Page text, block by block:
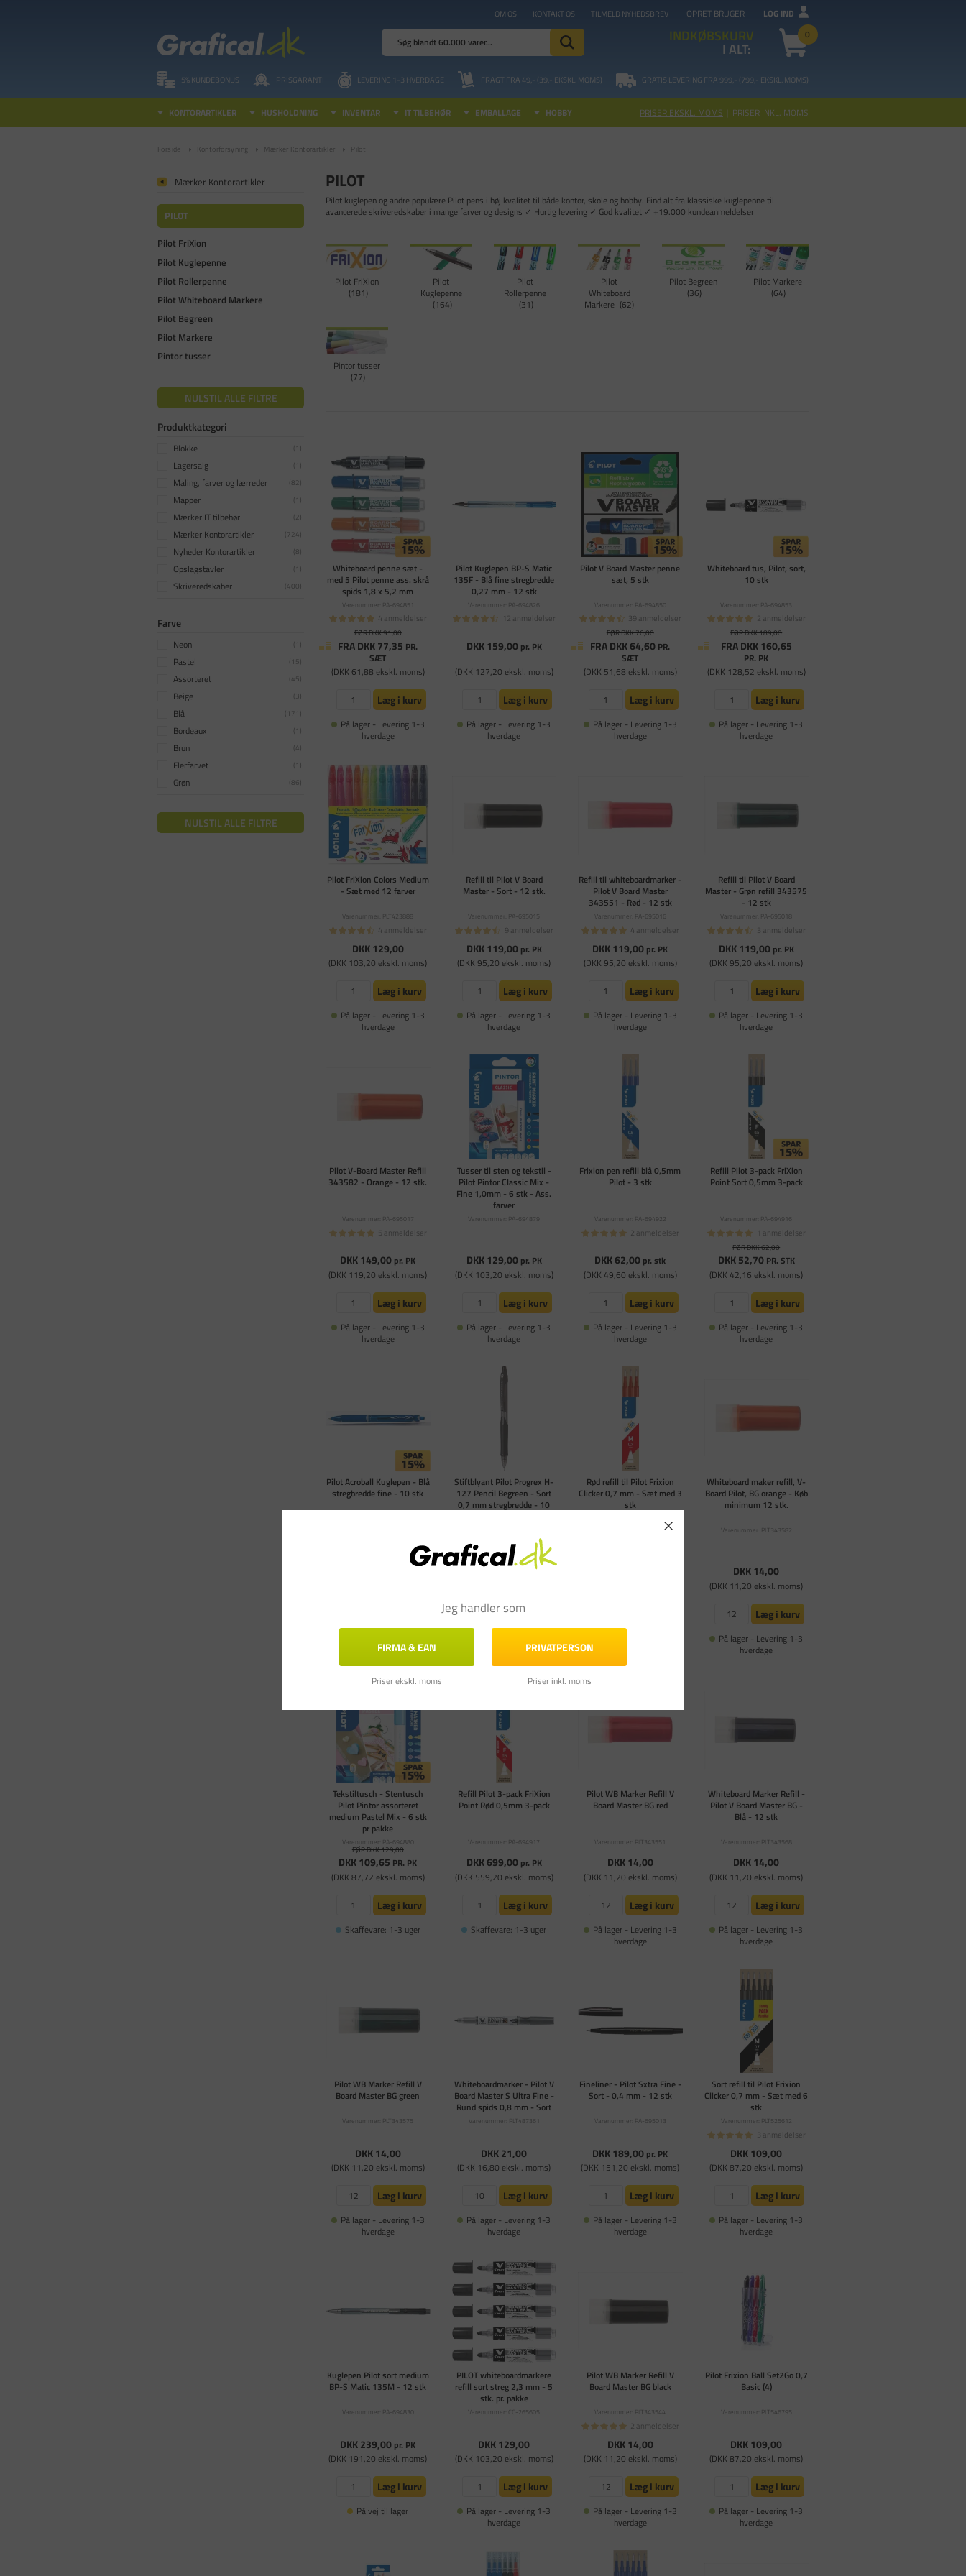
OM OS KONTAKT OS TILMELD NYHEDSBREV OPRET BRUGER LOG IND
INDKØBSKURV 0
I ALT:
5% KUNDEBONUS PRISGARANTI LEVERING 1-3 HVERDAGE FRAGT FRA 49,- (39,- EKSKL. MOMS) GRATIS LEVERING FRA 999,- (799,- EKSKL. MOMS)
KONTORARTIKLER HUSHOLDNING INVENTAR IT TILBEHØR EMBALLAGE HOBBY PRISER EKSKL. MOMS | PRISER INKL. MOMS
Forside Kontorforsyning Mærker Kontorartikler Pilot
Mærker Kontorartikler
PILOT
Pilot FriXion
Pilot Kuglepenne
Pilot Rollerpenne
Pilot Whiteboard Markere
Pilot Begreen
Pilot Markere
Pintor tusser
NULSTIL ALLE FILTRE
Produktkategori
Blokke ( 1 )
Lagersalg ( 1 )
Maling, farver og lærreder (82 )
Mapper ( 1 )
Mærker IT tilbehør (2 )
Mærker Kontorartikler ( 724)
Nyheder Kontorartikler (8)
Opslagstavler ( 1 )
Skriveredskaber (400)
Tilbud Inventar
Tilbud Kontorartikler
Farve
Neon ( 1 )
Pastel ( 15)
Assorteret (45)
Beige ( 3)
Blå ( 171 )
Bordeaux ( 1 )
Brun (4)
Flerfarvet ( 1 )
Grøn (86 )
Guld
Grå (3)
NULSTIL ALLE FILTRE
PILOT
Pilot kuglepen og andre populære Pilot pens i høj kvalitet til både kontor, skole og hobby. Find alt fra klassiske kuglepenne til
avancerede skriveredskaber i mange farver og designs ✓ Hurtig levering ✓ God kvalitet ✓ +19.000 kundeanmeldelser
Pilot FriXion
181
Pilot
Kuglepenne
164
Pilot
Rollerpenne
31
Pilot
Whiteboard
Markere 62
Pilot Begreen
36
Pilot Markere
64
Pintor tusser
77
Whiteboard penne sæt -
med 5 Pilot penne ass. skrå
spids 1,8 x 5,2 mm
Varenummer: PA-694851
4 anmeldelser
FØR DKK 91,00
FRA DKK 77,35 PR.
SÆT
(DKK 61,88 ekskl. moms)
Læg i kurv
På lager - Levering 1-3
hverdage
Pilot Kuglepen BP-S Matic
135F - Blå fine stregbredde
0,27 mm - 12 stk
Varenummer: PA-694826
12 anmeldelser
DKK 159,00pr. PK
(DKK 127,20 ekskl. moms)
Læg i kurv
På lager - Levering 1-3
hverdage
Pilot V Board Master penne
sæt, 5 stk
Varenummer: PA-694850
39 anmeldelser
FØR DKK 76,00
FRA DKK 64,60 PR.
SÆT
(DKK 51,68 ekskl. moms)
Læg i kurv
På lager - Levering 1-3
hverdage
Whiteboard tus, Pilot, sort,
10 stk
Varenummer: PA-694853
2 anmeldelser
FØR DKK 189,00
FRA DKK 160,65
PR. PK
(DKK 128,52 ekskl. moms)
Læg i kurv
På lager - Levering 1-3
hverdage
Pilot FriXion Colors Medium
- Sæt med 12 farver
Varenummer: PLT423888
4 anmeldelser
DKK 129,00
(DKK 103,20 ekskl. moms)
Læg i kurv
På lager - Levering 1-3
hverdage
Refill til Pilot V Board
Master - Sort - 12 stk.
Varenummer: PA-695015
9 anmeldelser
DKK 119,00pr. PK
(DKK 95,20 ekskl. moms)
Læg i kurv
På lager - Levering 1-3
hverdage
Refill til whiteboardmarker -
Pilot V Board Master
343551 - Rød - 12 stk
Varenummer: PA-695016
4 anmeldelser
DKK 119,00 pr. PK
(DKK 95,20 ekskl. moms)
Læg i kurv
På lager - Levering 1-3
hverdage
Refill til Pilot V Board
Master - Grøn refill 343575
- 12 stk
Varenummer: PA-695018
3 anmeldelser
DKK 119,00pr. PK
(DKK 95,20 ekskl. moms)
Læg i kurv
På lager - Levering 1-3
hverdage
Pilot V-Board Master Refill
343582 - Orange - 12 stk.
Varenummer: PA-695017
5 anmeldelser
DKK 149,00 pr. PK
(DKK 119,20 ekskl. moms)
Læg i kurv
På lager - Levering 1-3
hverdage
Tusser til sten og tekstil -
Pilot Pintor Classic Mix -
Fine 1,0mm - 6 stk - Ass.
farver
Varenummer: PA-694879
DKK 129,00pr. PK
(DKK 103,20 ekskl. moms)
Læg i kurv
På lager - Levering 1-3
hverdage
Frixion pen refill blå 0,5mm
Pilot - 3 stk
Varenummer: PA-694922
2 anmeldelser
DKK 62,00 pr. stk
(DKK 49,60 ekskl. moms)
Læg i kurv
På lager - Levering 1-3
hverdage
Refill Pilot 3-pack FriXion
Point Sort 0,5mm 3-pack
Varenummer: PA-694916
1 anmeldelser
FØR DKK 62,00
DKK 52,70PR. STK
(DKK 42,16 ekskl. moms)
Læg i kurv
På lager - Levering 1-3
hverdage
Pilot Acroball Kuglepen - Blå
stregbredde fine - 10 stk
hverdage
Stiftblyant Pilot Progrex H-
127 Pencil Begreen - Sort
0,7 mm stregbredde - 10
DKK 169,00
pr. PK
Læg i kurv
Rød refill til Pilot Frixion
Clicker 0,7 mm - Sæt med 3
stk
Varenummer: PLT356063
Whiteboard maker refill, V-
Board Pilot, BG orange - Køb
minimum 12 stk.
Varenummer: PLT343582
DKK 14,00
(DKK 11,20 ekskl. moms)
Læg i kurv
På lager - Levering 1-3
hverdage
Tekstiltusch - Stentusch
Pilot Pintor assorteret
medium Pastel Mix - 6 stk
pr pakke
Varenummer: PA-694880
FØR DKK 129,00
DKK 109,65 PR. PK
(DKK 87,72 ekskl. moms)
Læg i kurv
Skaffevare: 1-3 uger
Refill Pilot 3-pack FriXion
Point Rød 0,5mm 3-pack
Varenummer: PA-694917
DKK 699,00pr. PK
(DKK 559,20 ekskl. moms)
Læg i kurv
Skaffevare: 1-3 uger
Pilot WB Marker Refill V
Board Master BG red
Varenummer: PLT343551
DKK 14,00
(DKK 11,20 ekskl. moms)
Læg i kurv
På lager - Levering 1-3
hverdage
Whiteboard Marker Refill -
Pilot V Board Master BG -
Blå - 12 stk
Varenummer: PLT343568
DKK 14,00
(DKK 11,20 ekskl. moms)
Læg i kurv
På lager - Levering 1-3
hverdage
Pilot WB Marker Refill V
Board Master BG green
Varenummer: PLT343575
DKK 14,00
(DKK 11,20 ekskl. moms)
Læg i kurv
På lager - Levering 1-3
hverdage
Whiteboardmarker - Pilot V
Board Master S Ultra Fine -
Rund spids 0,8 mm - Sort
Varenummer: PLT487361
DKK 21,00
(DKK 16,80 ekskl. moms)
Læg i kurv
På lager - Levering 1-3
hverdage
Fineliner - Pilot Sxtra Fine -
Sort - 0,4 mm - 12 stk
Varenummer: PA-695013
DKK 189,00 pr. PK
(DKK 151,20 ekskl. moms)
Læg i kurv
På lager - Levering 1-3
hverdage
Sort refill til Pilot Frixion
Clicker 0,7 mm - Sæt med 6
stk
Varenummer: PLT525612
3 anmeldelser
DKK 109,00
(DKK 87,20 ekskl. moms)
Læg i kurv
På lager - Levering 1-3
hverdage
Kuglepen Pilot sort medium
BP-S Matic 135M - 12 stk
Varenummer: PA-694830
DKK 239,00 pr. PK
(DKK 191,20 ekskl. moms)
Læg i kurv
På vej til lager
PILOT whiteboardmarkere
refill sort streg 2,3 mm - 5
stk. pr. pakke
Varenummer: CC-265605
DKK 129,00
(DKK 103,20 ekskl. moms)
Læg i kurv
På lager - Levering 1-3
hverdage
Pilot WB Marker Refill V
Board Master BG black
Varenummer: PLT343544
2 anmeldelser
DKK 14,00
(DKK 11,20 ekskl. moms)
Læg i kurv
På lager - Levering 1-3
hverdage
Pilot Frixion Ball Set2Go 0,7
Basic (4)
Varenummer: PLT546795
DKK 109,00
(DKK 87,20 ekskl. moms)
Læg i kurv
På lager - Levering 1-3
hverdage
Jeg handler som
FIRMA & EAN
Priser ekskl. moms
PRIVATPERSON
Priser inkl. moms